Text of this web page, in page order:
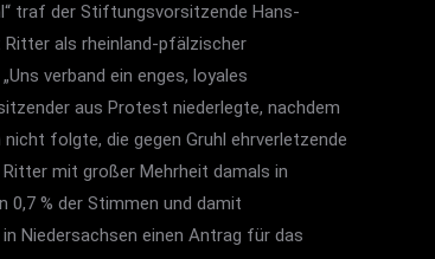
traf der Stiftungsvorsitzende Hans-
als rheinland-pfälzischer
verband ein enges, loyales
aus Protest niederlegte, nachdem
folgte, die gegen Gruhl ehrverletzende
mit großer Mehrheit damals in
0,7 % der Stimmen und damit
Niedersachsen einen Antrag für das